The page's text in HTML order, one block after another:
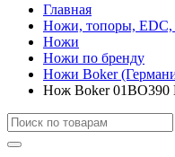
Главная
Ножи, топоры, EDC,
Ножи
Ножи по бренду
Ножи Boker
Нож Boker 01BO390